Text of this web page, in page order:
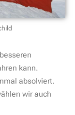
kann.
absolviert.
wir auch